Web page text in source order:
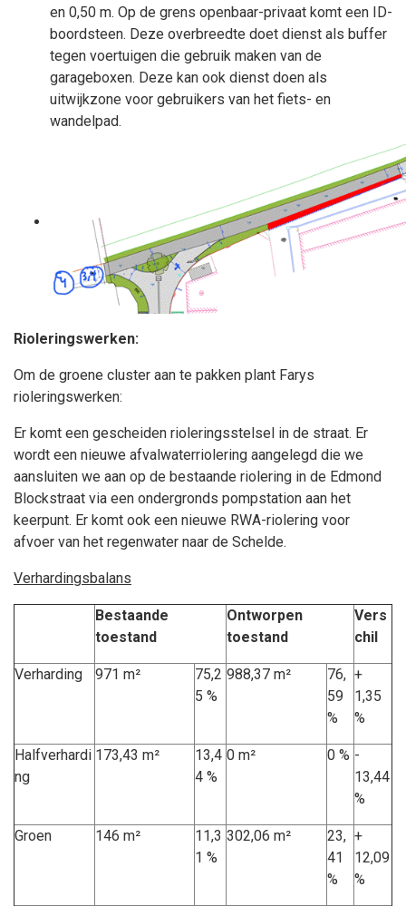
en 0,50 m. Op de grens openbaar-privaat komt een ID-
boordsteen. Deze overbreedte doet dienst als buffer
tegen voertuigen die gebruik maken van de
garageboxen. Deze kan ook dienst doen als
uitwijkzone voor gebruikers van het fiets- en
wandelpad.
Rioleringswerken:
Om de groene cluster aan te pakken plant Farys
rioleringswerken:
Er komt een gescheiden rioleringsstelsel in de straat. Er
wordt een nieuwe afvalwaterriolering aangelegd die we
aansluiten we aan op de bestaande riolering in de Edmond
Blockstraat via een ondergronds pompstation aan het
keerpunt. Er komt ook een nieuwe RWA-riolering voor
afvoer van het regenwater naar de Schelde.
Verhardingsbalans
Bestaande
toestand
Ontworpen
toestand
Vers
chil
Verharding 971 m²
75,2
5 %
988,37 m²
76,
59
%
+
1,35
%
Halfverhardi
ng
173,43 m²
13,4
4 %
0 m² 0 % -
13,44
%
Groen 146 m²
11,3
1 %
302,06 m²
23,
41
%
+
12,09
%